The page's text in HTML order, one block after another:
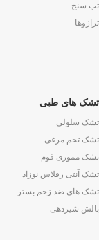
تب سنج
ترازوها
تشک های طبی
تشک سلولی
تشک تخم مرغی
تشک مموری فوم
تشک آنتی رفلاس نوزاد
تشک های ضد زخم بستر
بالش شیردهی